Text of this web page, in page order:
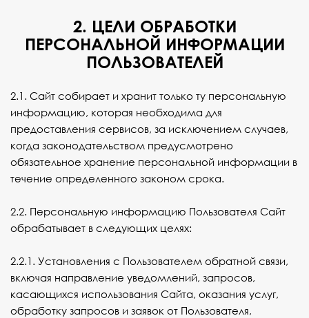
2. ЦЕЛИ ОБРАБОТКИ
ПЕРСОНАЛЬНОЙ ИНФОРМАЦИИ
ПОЛЬЗОВАТЕЛЕЙ
2.1. Сайт собирает и хранит только ту персональную
информацию, которая необходима для
предоставления сервисов, за исключением случаев,
когда законодательством предусмотрено
обязательное хранение персональной информации в
течение определенного законом срока.
2.2. Персональную информацию Пользователя Сайт
обрабатывает в следующих целях:
2.2.1. Установления с Пользователем обратной связи,
включая направление уведомлений, запросов,
касающихся использования Сайта, оказания услуг,
обработку запросов и заявок от Пользователя,